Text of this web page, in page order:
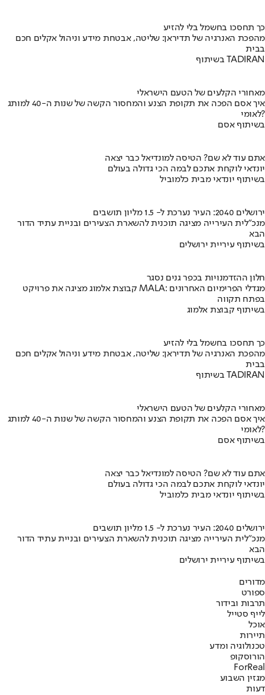
כך תחסכו בחשמל בלי להזיע
מהפכת האנרגיה של תדיראן: שליטה, אבטחת מידע וניהול אקלים חכם
בבית
בשיתוף TADIRAN
מאחורי הקלעים של הטעם הישראלי
איך אסם הפכה את תקופת הצנע והמחסור הקשה של שנות ה-40 למותג
לאומי?
בשיתוף אסם
אתם עוד לא שם? הטיסה למונדיאל כבר יצאה
יונדאי לוקחת אתכם לבמה הכי גדולה בעולם
בשיתוף יונדאי מבית כלמוביל
ירושלים 2040: העיר נערכת ל- 1.5 מליון תושבים
מנכ"לית העירייה מציגה תוכנית להשארת הצעירים ובניית עתיד הדור
הבא
בשיתוף עיריית ירושלים
חלון ההזדמנויות בכפר גנים נסגר
קבוצת אלמוג מציגה את פרויקט MALA: מגדלי הפרימיום האחרונים
בפתח תקווה
בשיתוף קבוצת אלמוג
כך תחסכו בחשמל בלי להזיע
מהפכת האנרגיה של תדיראן: שליטה, אבטחת מידע וניהול אקלים חכם
בבית
בשיתוף TADIRAN
מאחורי הקלעים של הטעם הישראלי
איך אסם הפכה את תקופת הצנע והמחסור הקשה של שנות ה-40 למותג
לאומי?
בשיתוף אסם
אתם עוד לא שם? הטיסה למונדיאל כבר יצאה
יונדאי לוקחת אתכם לבמה הכי גדולה בעולם
בשיתוף יונדאי מבית כלמוביל
ירושלים 2040: העיר נערכת ל- 1.5 מליון תושבים
מנכ"לית העירייה מציגה תוכנית להשארת הצעירים ובניית עתיד הדור
הבא
בשיתוף עיריית ירושלים
מדורים
ספורט
תרבות ובידור
לייף סטייל
אוכל
תיירות
טכנולוגיה ומדע
הורוסקופ
ForReal
מגזין השבוע
דעות